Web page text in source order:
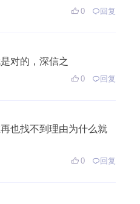
0 回复
对的，深信之
0 回复
也找不到理由为什么就
0 回复